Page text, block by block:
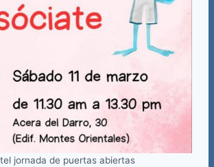
jornada de puertas abiertas